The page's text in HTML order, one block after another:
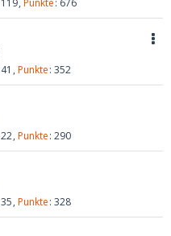
119 Punkte 676
41 Punkte 352
22 Punkte 290
35 Punkte 328